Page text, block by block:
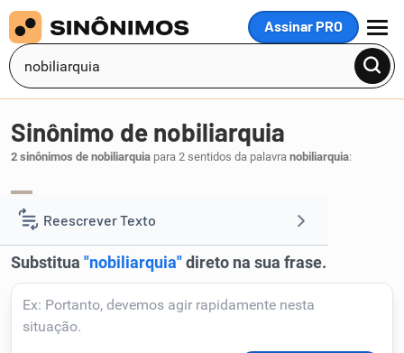
Assinar PRO
MENU
Reescrever Texto
Resumir Texto
Corrigir Texto
Sinônimo de nobiliarquia
2 sinônimos de nobiliarquia para 2 sentidos da palavra nobiliarquia: